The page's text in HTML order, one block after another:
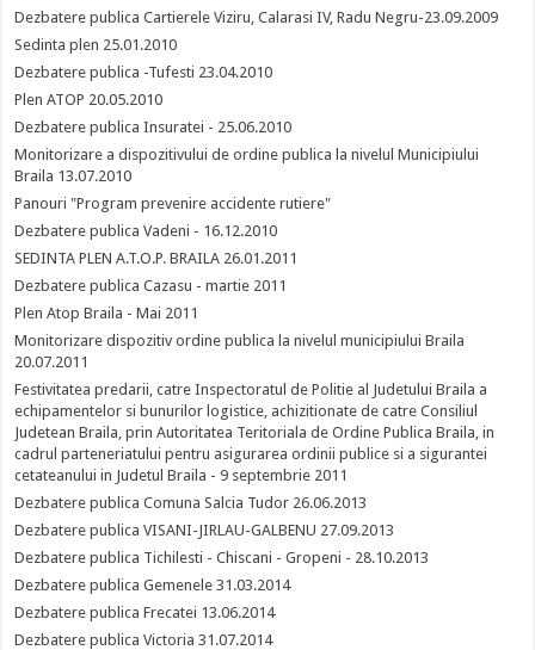
Dezbatere publica Cartierele Viziru, Calarasi IV, Radu Negru-23.09.2009
Sedinta plen 25.01.2010
Dezbatere publica -Tufesti 23.04.2010
Plen ATOP 20.05.2010
Dezbatere publica Insuratei - 25.06.2010
Monitorizare a dispozitivului de ordine publica la nivelul Municipiului
Braila 13.07.2010
Panouri "Program prevenire accidente rutiere"
Dezbatere publica Vadeni - 16.12.2010
SEDINTA PLEN A.T.O.P. BRAILA 26.01.2011
Dezbatere publica Cazasu - martie 2011
Plen Atop Braila - Mai 2011
Monitorizare dispozitiv ordine publica la nivelul municipiului Braila
20.07.2011
Festivitatea predarii, catre Inspectoratul de Politie al Judetului Braila a
echipamentelor si bunurilor logistice, achizitionate de catre Consiliul
Judetean Braila, prin Autoritatea Teritoriala de Ordine Publica Braila, in
cadrul parteneriatului pentru asigurarea ordinii publice si a sigurantei
cetateanului in Judetul Braila - 9 septembrie 2011
Dezbatere publica Comuna Salcia Tudor 26.06.2013
Dezbatere publica VISANI-JIRLAU-GALBENU 27.09.2013
Dezbatere publica Tichilesti - Chiscani - Gropeni - 28.10.2013
Dezbatere publica Gemenele 31.03.2014
Dezbatere publica Frecatei 13.06.2014
Dezbatere publica Victoria 31.07.2014